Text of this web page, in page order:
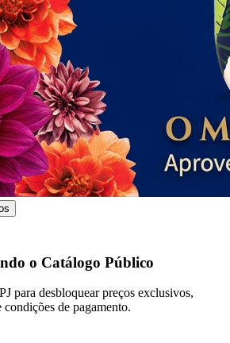
o Catálogo Público
para desbloquear preços exclusivos,
de pagamento.